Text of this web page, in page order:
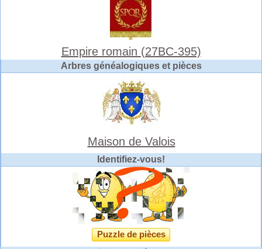
Empire romain (27BC-395)
Arbres généalogiques et pièces
Maison de Valois
Identifiez-vous!
Puzzle de pièces